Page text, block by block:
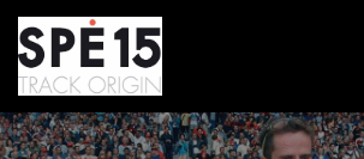
Aller
au
contenu